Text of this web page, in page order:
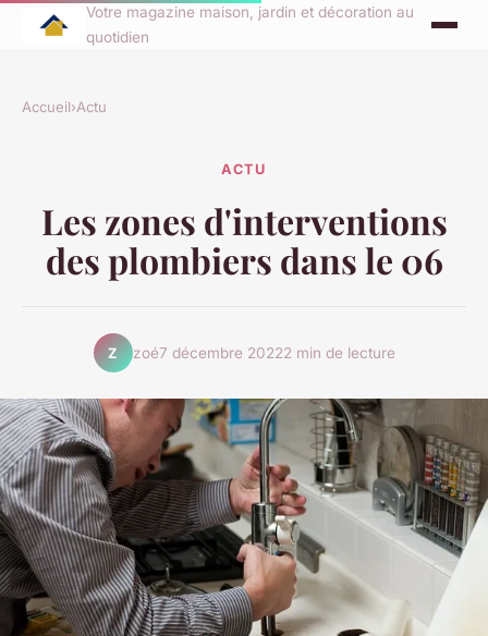
Votre magazine maison, jardin et décoration au
quotidien
Accueil›Actu
ACTU
Les zones d'interventions
des plombiers dans le 06
Z zoé7 décembre 20222 min de lecture